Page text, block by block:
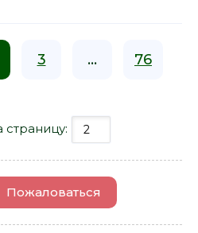
3 ... 76
Пожаловаться